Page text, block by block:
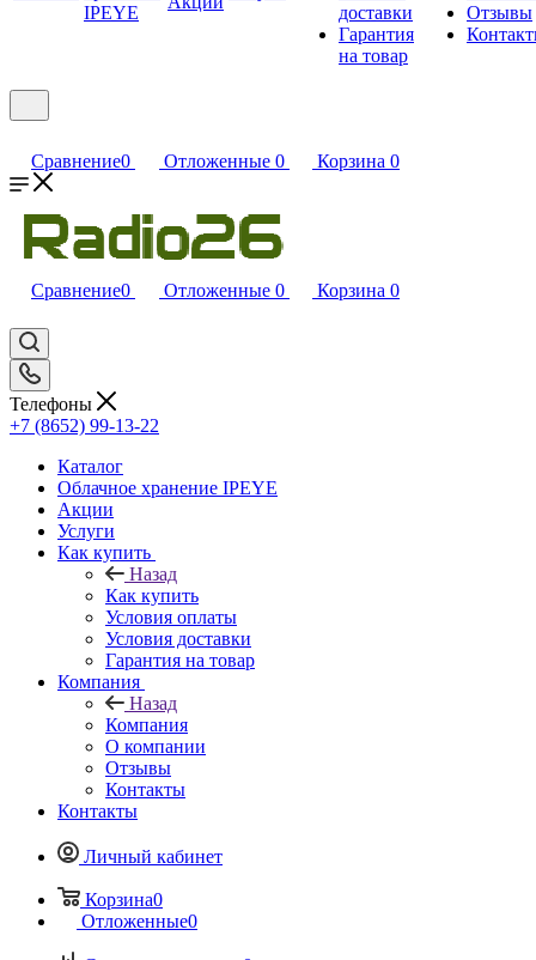
IPEYE
доставки
Гарантия
на товар
Отзывы
Сравнение0 Отложенные 0 Корзина 0
Сравнение0 Отложенные 0 Корзина 0
Телефоны
+7 (8652) 99-13-22
Каталог
Облачное хранение IPEYE
Акции
Услуги
Как купить
Назад
Как купить
Условия оплаты
Условия доставки
Гарантия на товар
Компания
Назад
Компания
О компании
Отзывы
Контакты
Контакты
Личный кабинет
Корзина0
Отложенные0